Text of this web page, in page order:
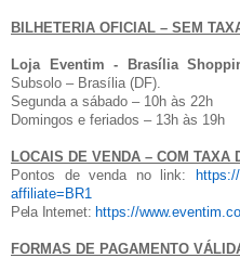
BILHETERIA OFICIAL – SEM
Loja Eventim - Brasília
Subsolo – Brasília (DF).
Segunda a sábado – 10h às 22h
Domingos e feriados – 13h às 19h
LOCAIS DE VENDA – COM TAXA
Pontos de venda no link:
affiliate=BR1
Pela Internet: https://
FORMAS DE PAGAMENTO